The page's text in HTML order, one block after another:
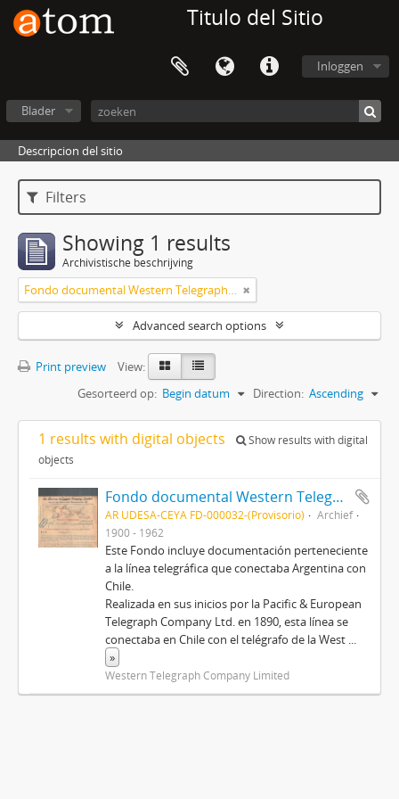
Titulo del Sitio
Inloggen
Blader
Descripcion del sitio
Filters
Showing 1 results
Archivistische beschrijving
Fondo documental Western Telegraph Company Limited
Advanced search options
Print preview
View:
Gesorteerd op: Begin datum Direction: Ascending
1 results with digital objects
Show results with digital
objects
Fondo documental Western Telegraph Company Limited
AR UDESA-CEYA FD-000032-(Provisorio)
Archief
1900 - 1962
Este Fondo incluye documentación perteneciente
a la línea telegráfica que conectaba Argentina con
Chile.
Realizada en sus inicios por la Pacific & European
Telegraph Company Ltd. en 1890, esta línea se
conectaba en Chile con el telégrafo de la West ...
»
Western Telegraph Company Limited